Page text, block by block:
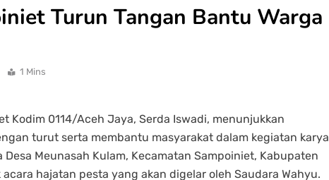
Turun Tangan Bantu Warga
1 Mins
Kodim 0114/Aceh Jaya, Serda Iswadi, menunjukkan
turut serta membantu masyarakat dalam kegiatan karya
Meunasah Kulam, Kecamatan Sampoiniet, Kabupaten
hajatan pesta yang akan digelar oleh Saudara Wahyu.